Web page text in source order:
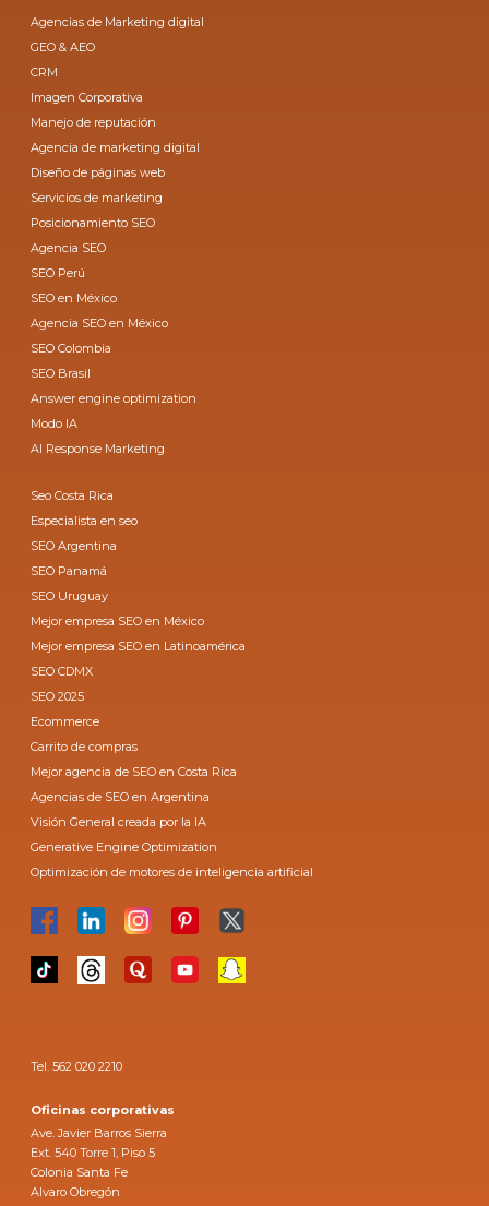
Agencias de Marketing digital
GEO & AEO
CRM
Imagen Corporativa
Manejo de reputación
Agencia de marketing digital
Diseño de páginas web
Servicios de marketing
Posicionamiento SEO
Agencia SEO
SEO Perú
SEO en México
Agencia SEO en México
SEO Colombia
SEO Brasil
Answer engine optimization
Modo IA
AI Response Marketing
Seo Costa Rica
Especialista en seo
SEO Argentina
SEO Panamá
SEO Uruguay
Mejor empresa SEO en México
Mejor empresa SEO en Latinoamérica
SEO CDMX
SEO 2025
Ecommerce
Carrito de compras
Mejor agencia de SEO en Costa Rica
Agencias de SEO en Argentina
Visión General creada por la IA
Generative Engine Optimization
Optimización de motores de inteligencia artificial
Tel. 562 020 2210
Oficinas corporativas
Ave. Javier Barros Sierra
Ext. 540 Torre 1, Piso 5
Colonia Santa Fe
Alvaro Obregón